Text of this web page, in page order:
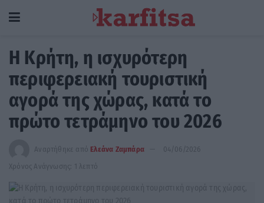
Η Κρήτη, η ισχυρότερη
περιφερειακή τουριστική
αγορά της χώρας, κατά το
πρώτο τετράμηνο του 2026
Αναρτήθηκε από Ελεάνα Ζαμπάρα
04/06/2026
Χρόνος Ανάγνωσης: 1 λεπτό